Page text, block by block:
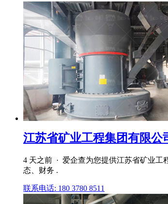
江苏省矿业工程集团有限公
4 天之前 · 爱企查为您提供江苏省矿业工
态、财务 .
联系电话: 180 3780 8511